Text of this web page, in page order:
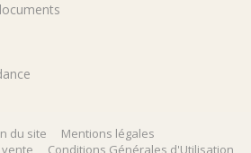
du site
Mentions légales
Conditions Générales d'Utilisation